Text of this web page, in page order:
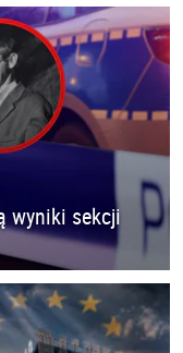
wyniki sekcji